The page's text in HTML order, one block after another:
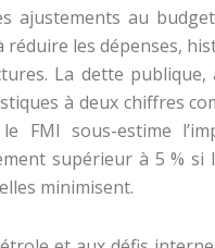
ajustements au
les dépenses,
La dette publique,
à deux chiffres
FMI sous-estime
supérieur à 5 % si
minimisent.